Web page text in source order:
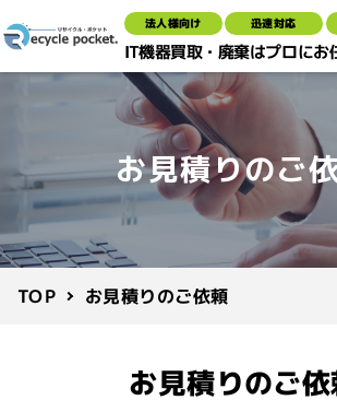
法人様向け 迅速対応
IT機器買取・廃棄はプロにお
お見積りのご
TOP お見積りのご依頼
お見積りのご